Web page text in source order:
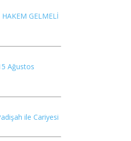
GELMELİ
Ağustos
ile Cariyesi